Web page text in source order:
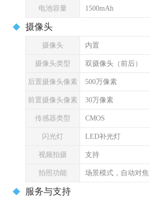
电池容量 1500mAh
摄像头
摄像头 内置
摄像头类型 双摄像头（前后）
后置摄像头像素 500万像素
前置摄像头像素 30万像素
传感器类型 CMOS
闪光灯 LED补光灯
视频拍摄 支持
拍照功能 场景模式，自动对焦
服务与支持